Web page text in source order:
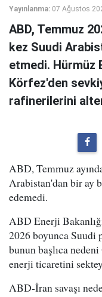
Yayınlanma: 07 Ağustos
ABD, Temmuz
kez Suudi
etmedi. Hürmüz
Körfez'den
rafinerilerini
ABD, Temmuz
Arabistan'dan bir ay
edemedi.
ABD Enerji
2026 boyunca Suudi
bunun başlıca
enerji ticaretini
ABD-İran savaşı